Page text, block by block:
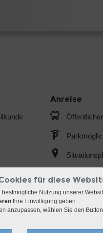
Anreise
Impressum Disclaimer
für diese
Nutzung unserer
Ihre Einwilligung geben.
anzupassen, wählen Sie den